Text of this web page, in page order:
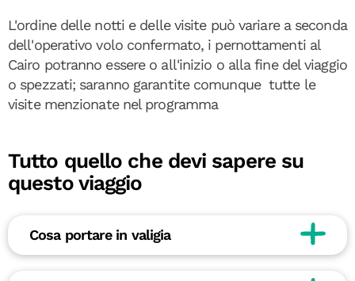
L'ordine delle notti e delle visite può variare a seconda
dell'operativo volo confermato, i pernottamenti al
Cairo potranno essere o all'inizio o alla fine del viaggio
o spezzati; saranno garantite comunque tutte le
visite menzionate nel programma
Tutto quello che devi sapere su
questo viaggio
Cosa portare in valigia